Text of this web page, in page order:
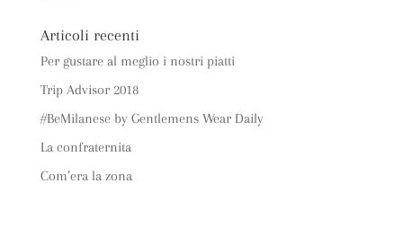
Articoli recenti
Per gustare al meglio i nostri piatti
Trip Advisor 2018
#BeMilanese by Gentlemens Wear Daily
La confraternita
Com’era la zona